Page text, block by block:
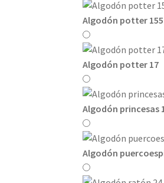
Algodón potter 155
Algodón potter 17
Algodón princesas
Algodón